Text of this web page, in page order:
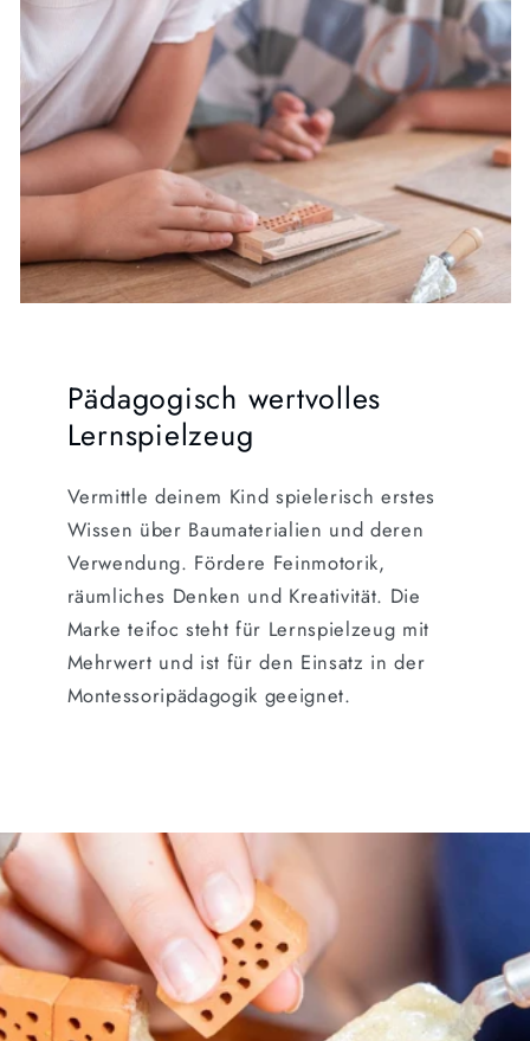
Pädagogisch wertvolles
Lernspielzeug
Vermittle deinem Kind spielerisch erstes
Wissen über Baumaterialien und deren
Verwendung. Fördere Feinmotorik,
räumliches Denken und Kreativität. Die
Marke teifoc steht für Lernspielzeug mit
Mehrwert und ist für den Einsatz in der
Montessoripädagogik geeignet.